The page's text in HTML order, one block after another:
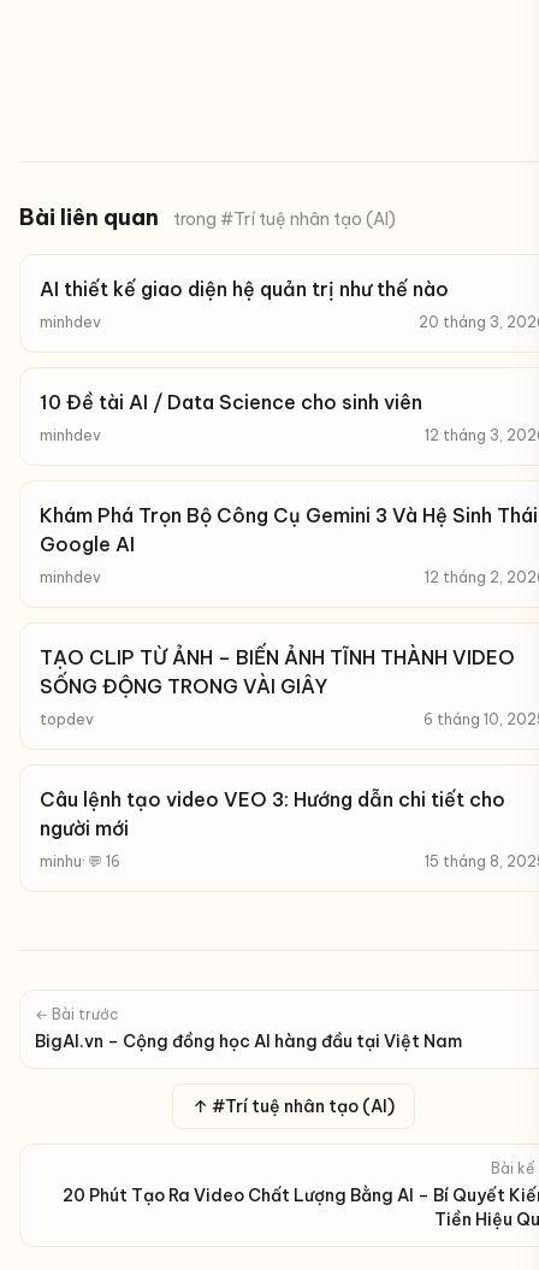
Bài liên quan trong #Trí tuệ nhân tạo (AI)
AI thiết kế giao diện hệ quản trị như thế nào
minhdev 20 tháng 3,
10 Đề tài AI / Data Science cho sinh viên
minhdev 12 tháng 3,
Khám Phá Trọn Bộ Công Cụ Gemini 3 Và Hệ Sinh Thái
Google AI
minhdev 12 tháng 2,
TẠO CLIP TỪ ẢNH – BIẾN ẢNH TĨNH THÀNH VIDEO
SỐNG ĐỘNG TRONG VÀI GIÂY
topdev 6 tháng 10,
Câu lệnh tạo video VEO 3: Hướng dẫn chi tiết cho
người mới
minhu· 💬 16 15 tháng 8,
← Bài trước
BigAI.vn – Cộng đồng học AI hàng đầu tại Việt Nam
↑ #Trí tuệ nhân tạo (AI)
Bài
20 Phút Tạo Ra Video Chất Lượng Bằng AI – Bí Quyết
Tiền Hiệu